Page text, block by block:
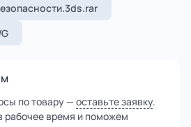
по товару — оставьте заявку.
рабочее время и поможем